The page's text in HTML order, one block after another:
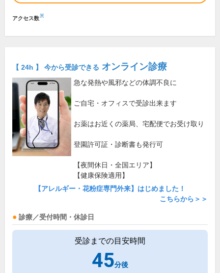
アクセス数※
【 24h 】 今から受診できる オンライン診療
急な発熱や風邪などの体調不良に
ご自宅・オフィスで受診出来ます
お薬はお近くの薬局、宅配便でお受け取り
登園許可証・診断書も発行可
【夜間休日・全国エリア】
【健康保険適用】
【アレルギー・花粉症専門外来】はじめました！
こちらから＞＞
診療／受付時間・休診日
受診までの目安時間
45分後